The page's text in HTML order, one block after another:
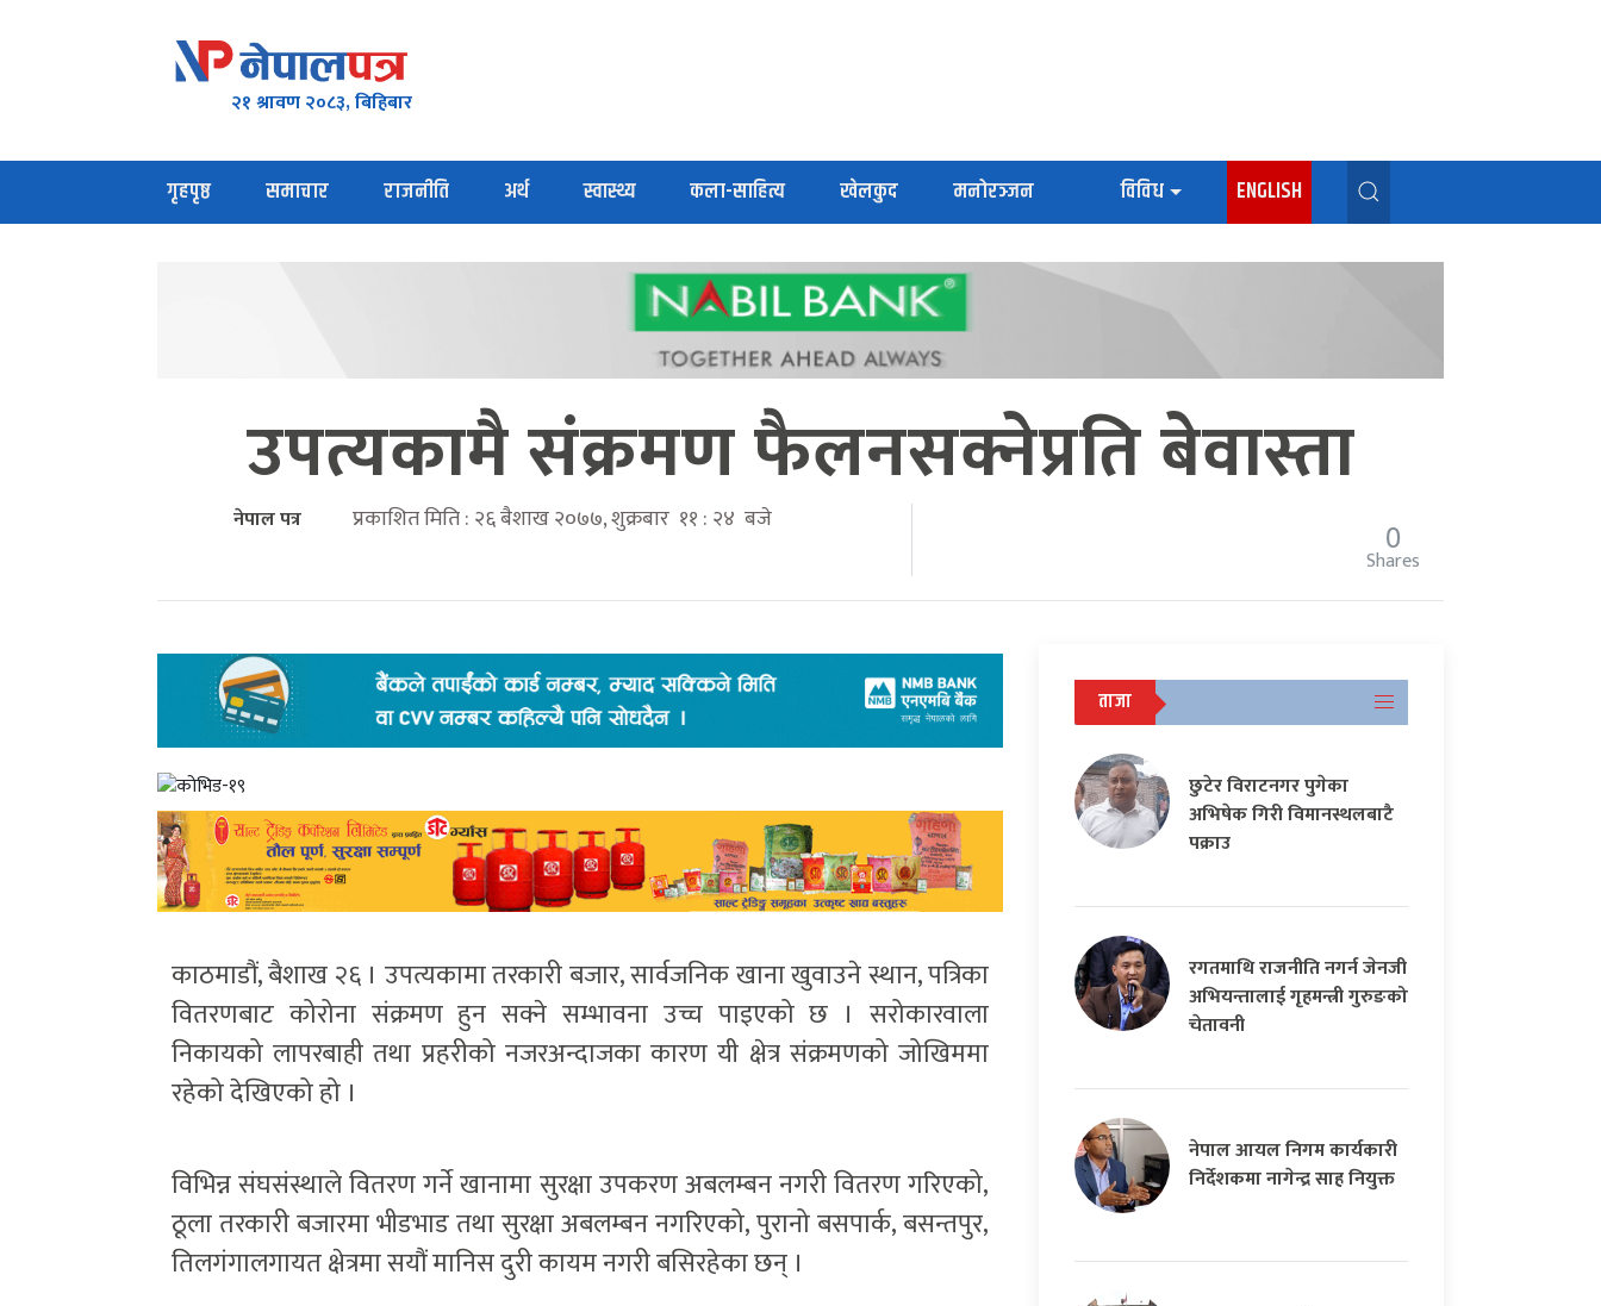
२१ श्रावण २०८३, बिहिबार
गृहपृष्ठ समाचार राजनीति अर्थ स्वास्थ्य कला-साहित्य खेलकुद मनोरञ्जन विविध ENGLISH
उपत्यकामै संक्रमण फैलनसक्नेप्रति बेवास्ता
नेपाल पत्र प्रकाशित मिति : २६ बैशाख २०७७, शुक्रबार ११ : २४ बजे 0
Shares
काठमाडौं, बैशाख २६ । उपत्यकामा तरकारी बजार, सार्वजनिक खाना खुवाउने स्थान, पत्रिका
वितरणबाट कोरोना संक्रमण हुन सक्ने सम्भावना उच्च पाइएको छ । सरोकारवाला
निकायको लापरबाही तथा प्रहरीको नजरअन्दाजका कारण यी क्षेत्र संक्रमणको जोखिममा
रहेको देखिएको हो ।
विभिन्न संघसंस्थाले वितरण गर्ने खानामा सुरक्षा उपकरण अबलम्बन नगरी वितरण गरिएको,
ठूला तरकारी बजारमा भीडभाड तथा सुरक्षा अबलम्बन नगरिएको, पुरानो बसपार्क, बसन्तपुर,
तिलगंगालगायत क्षेत्रमा सयौं मानिस दुरी कायम नगरी बसिरहेका छन् ।
ताजा
छुटेर विराटनगर पुगेका
अभिषेक गिरी विमानस्थलबाटै
पक्राउ
रगतमाथि राजनीति नगर्न जेनजी
अभियन्तालाई गृहमन्त्री गुरुङको
चेतावनी
नेपाल आयल निगम कार्यकारी
निर्देशकमा नागेन्द्र साह नियुक्त